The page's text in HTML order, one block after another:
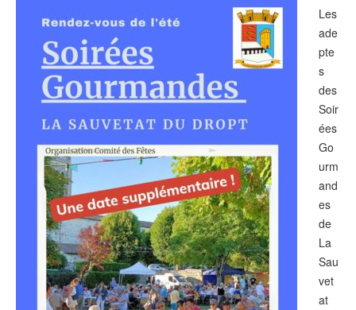
Les
ade
pte
s
des
Soir
ées
Go
urm
and
es
de
La
Sau
vet
at